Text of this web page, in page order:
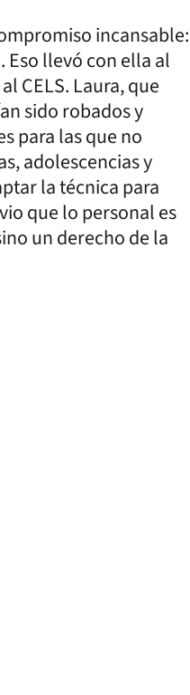
incansable:
llevó con ella al
CELS. Laura, que
sido robados y
para las que no
adolescencias y
la técnica para
que lo personal es
un derecho de la